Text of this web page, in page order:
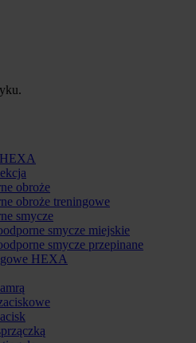
obroże
obroże treningowe
smycze
smycze miejskie
smycze przepinane
HEXA